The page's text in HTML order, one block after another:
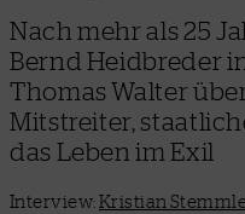
Nach mehr als 25
Bernd Heidbreder
Thomas Walter
Mitstreiter,
das Leben im Exil
Interview:Kristian